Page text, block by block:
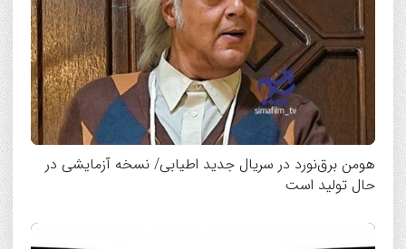
هومن برق‌نورد در سریال جدید اطیابی/ نسخه آزمایشی در
حال تولید است